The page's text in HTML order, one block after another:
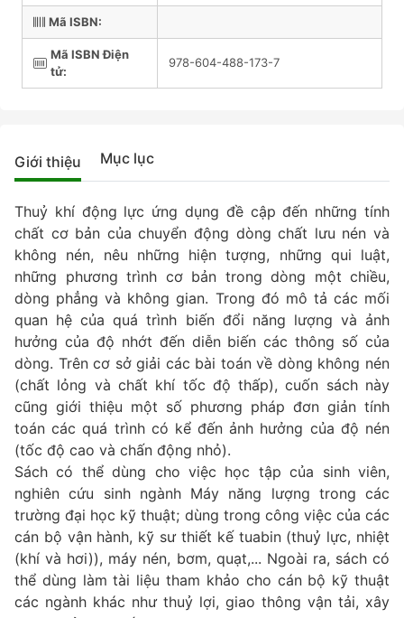
Mã ISBN:
Mã ISBN Điện
tử:
978-604-488-173-7
Giới thiệu Mục lục
Thuỷ khí động lực ứng dụng đề cập đến những tính
chất cơ bản của chuyển động dòng chất lưu nén và
không nén, nêu những hiện tượng, những qui luật,
những phương trình cơ bản trong dòng một chiều,
dòng phẳng và không gian. Trong đó mô tả các mối
quan hệ của quá trình biến đổi năng lượng và ảnh
hưởng của độ nhớt đến diễn biến các thông số của
dòng. Trên cơ sở giải các bài toán về dòng không nén
(chất lỏng và chất khí tốc độ thấp), cuốn sách này
cũng giới thiệu một số phương pháp đơn giản tính
toán các quá trình có kể đến ảnh hưởng của độ nén
(tốc độ cao và chấn động nhỏ).
Sách có thể dùng cho việc học tập của sinh viên,
nghiên cứu sinh ngành Máy năng lượng trong các
trường đại học kỹ thuật; dùng trong công việc của các
cán bộ vận hành, kỹ sư thiết kế tuabin (thuỷ lực, nhiệt
(khí và hơi)), máy nén, bơm, quạt,... Ngoài ra, sách có
thể dùng làm tài liệu tham khảo cho cán bộ kỹ thuật
các ngành khác như thuỷ lợi, giao thông vận tải, xây